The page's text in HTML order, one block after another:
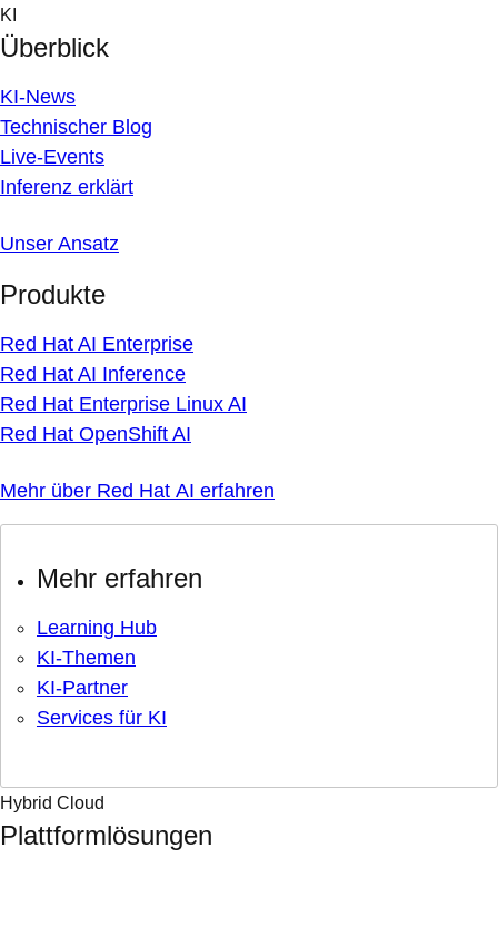
Skip
to
content
KI
Überblick
KI-News
Technischer Blog
Live-Events
Inferenz erklärt
Unser Ansatz
Produkte
Red Hat AI Enterprise
Red Hat AI Inference
Red Hat Enterprise Linux AI
Red Hat OpenShift AI
Mehr über Red Hat AI erfahren
Mehr erfahren
Learning Hub
KI-Themen
KI-Partner
Services für KI
Hybrid Cloud
Plattformlösungen